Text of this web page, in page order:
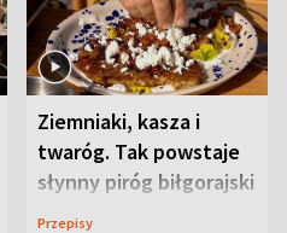
Ziemniaki, kasza i
twaróg. Tak powstaje
słynny piróg biłgorajski
Przepisy